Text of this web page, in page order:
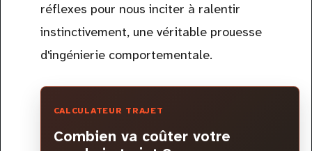
réflexes pour nous inciter à ralentir
instinctivement, une véritable prouesse
d'ingénierie comportementale.
CALCULATEUR TRAJET
Combien va coûter votre